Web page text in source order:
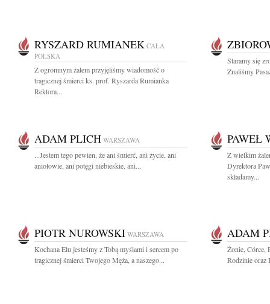
RYSZARD RUMIANEK CAŁA
POLSKA
Z ogromnym żalem przyjęliśmy wiadomość o
tragicznej śmierci ks. prof. Ryszarda Rumianka
Rektora...
Staramy się
Znaliśmy
ADAM PLICH WARSZAWA
...Jestem tego pewien, że ani śmierć, ani życie, ani
aniołowie, ani potęgi niebieskie, ani...
PAWEŁ
Z wielkim
Dyrektora
składamy...
PIOTR NUROWSKI WARSZAWA
Kochana Elu jesteśmy z Tobą myślami i sercem po
tragicznej śmierci Twojego Męża, a naszego...
ADAM
Żonie, Córce,
Rodzinie oraz